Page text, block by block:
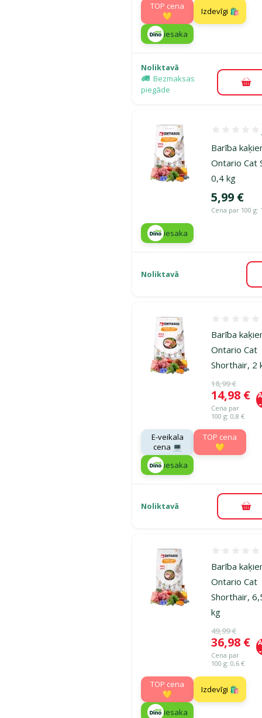
TOP cena
💛
Izdevīgi 🛍️
iesaka
Noliktavā
Bezmaksas
piegāde
Barība
Ontario Cat
0,4 kg
Cena
5,99 €
Cena par 100 g:
iesaka
Noliktavā
Barība
Ontario Cat
Shorthair, 2
Oriģinālā
18,99 €
Cena
14,98 €
Cena par
100 g: 0,8 €
E-veikala
cena 💻
TOP cena
💛
iesaka
Noliktavā
Barība
Ontario Cat
Shorthair,
kg
Oriģinālā
49,99 €
Cena
36,98 €
Cena par
100 g: 0,6 €
TOP cena
💛
Izdevīgi 🛍️
iesaka